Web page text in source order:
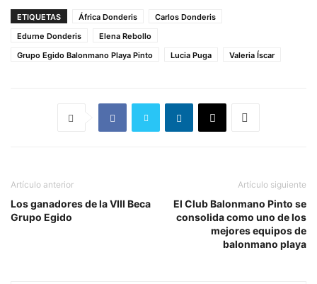
ETIQUETAS África Donderis
Carlos Donderis
Edurne Donderis
Elena Rebollo
Grupo Egido Balonmano Playa Pinto
Lucia Puga Valeria Íscar
Artículo anterior
Los ganadores de la VIII Beca
Grupo Egido
Artículo siguiente
El Club Balonmano Pinto se
consolida como uno de los
mejores equipos de
balonmano playa